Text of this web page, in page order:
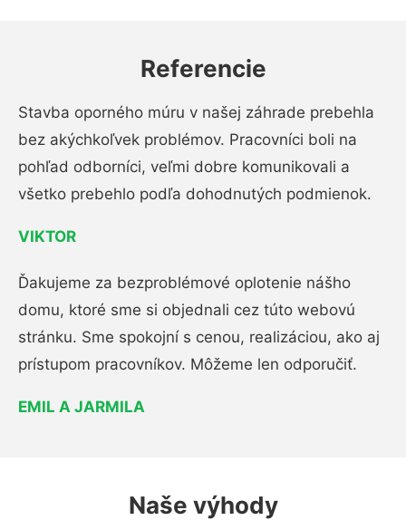
Referencie
Stavba oporného múru v našej záhrade prebehla
bez akýchkoľvek problémov. Pracovníci boli na
pohľad odborníci, veľmi dobre komunikovali a
všetko prebehlo podľa dohodnutých podmienok.
VIKTOR
Ďakujeme za bezproblémové oplotenie nášho
domu, ktoré sme si objednali cez túto webovú
stránku. Sme spokojní s cenou, realizáciou, ako aj
prístupom pracovníkov. Môžeme len odporučiť.
EMIL A JARMILA
Naše výhody